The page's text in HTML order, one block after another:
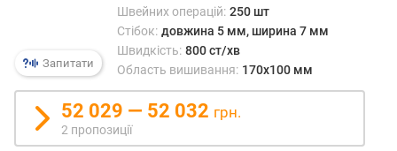
(
с
т
/
х
Запитати
Швейних операцій: 250 шт
Стібок: довжина 5 мм, ширина 7 мм
Швидкість: 800 ст/хв
Область вишивання: 170x100 мм
52 029 — 52 032 грн.
2 пропозиції